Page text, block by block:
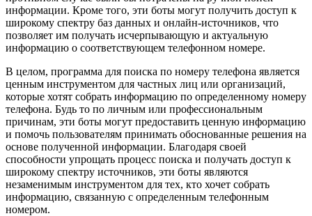
информации. Кроме того, эти боты могут получить доступ к
широкому спектру баз данных и онлайн-источников, что
позволяет им получать исчерпывающую и актуальную
информацию о соответствующем телефонном номере.
В целом, программа для поиска по номеру телефона является
ценным инструментом для частных лиц или организаций,
которые хотят собрать информацию по определенному номеру
телефона. Будь то по личным или профессиональным
причинам, эти боты могут предоставить ценную информацию
и помочь пользователям принимать обоснованные решения на
основе полученной информации. Благодаря своей
способности упрощать процесс поиска и получать доступ к
широкому спектру источников, эти боты являются
незаменимым инструментом для тех, кто хочет собрать
информацию, связанную с определенным телефонным
номером.